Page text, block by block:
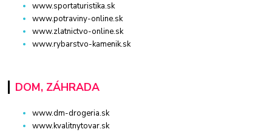
www.sportaturistika.sk
www.potraviny-online.sk
www.zlatnictvo-online.sk
www.rybarstvo-kamenik.sk
DOM, ZÁHRADA
www.dm-drogeria.sk
www.kvalitnytovar.sk